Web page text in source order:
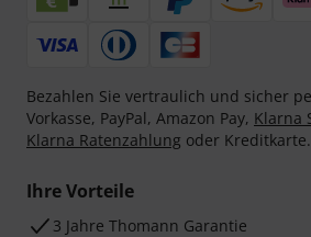
Bezahlen Sie vertraulich und sicher
Vorkasse, PayPal, Amazon Pay, Klarna
Klarna Ratenzahlung oder Kreditkarte.
Ihre Vorteile
3 Jahre Thomann Garantie